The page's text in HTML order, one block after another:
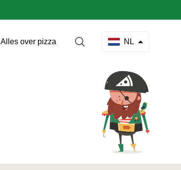
Alles over pizza NL